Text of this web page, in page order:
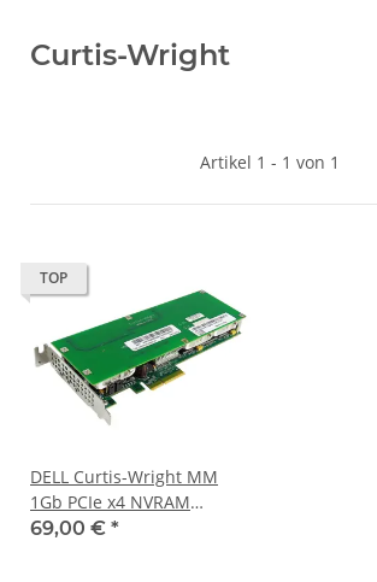
Curtis-Wright
Artikel 1 - 1 von 1
TOP
DELL Curtis-Wright MM
1Gb PCIe x4 NVRAM
Controller 5453/1G-F06A-
69,00 € *